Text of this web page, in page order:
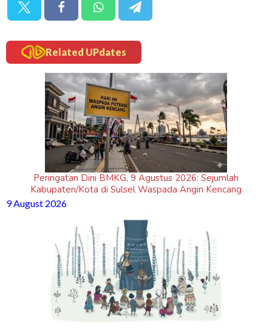
Related UPdates
Peringatan Dini BMKG, 9 Agustus 2026: Sejumlah
Kabupaten/Kota di Sulsel Waspada Angin Kencang
9 August 2026